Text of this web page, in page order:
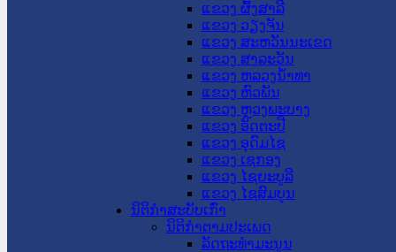
ແຂວງ ຜົ້ງສາລີ
ແຂວງ ວຽງຈັນ
ແຂວງ ສະຫວັນນະເຂດ
ແຂວງ ສາລະວັນ
ແຂວງ ຫລວງນໍ້າທາ
ແຂວງ ຫົວພັນ
ແຂວງ ຫຼວງພະບາງ
ແຂວງ ອັດຕະປື
ແຂວງ ອຸດົມໄຊ
ແຂວງ ເຊກອງ
ແຂວງ ໄຊຍະບູລີ
ແຂວງ ໄຊສົມບູນ
ນິຕິກໍາສະບັບເກົ່າ
ນິຕິກຳຕາມປະເພດ
ລັດຖະທໍາມະນູນ